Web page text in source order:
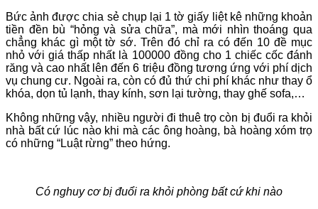
Bức ảnh được chia sẻ chụp lại 1 tờ giấy liệt kê những khoản
tiền đền bù “hỏng và sửa chữa”, mà mới nhìn thoáng qua
chẳng khác gì một tờ sớ. Trên đó chỉ ra có đến 10 đề mục
nhỏ với giá thấp nhất là 100000 đồng cho 1 chiếc cốc đánh
răng và cao nhất lên đến 6 triệu đồng tương ứng với phí dịch
vụ chung cư. Ngoài ra, còn có đủ thứ chi phí khác như thay ổ
khóa, dọn tủ lạnh, thay kính, sơn lại tường, thay ghế sofa,…
Không những vậy, nhiều người đi thuê trọ còn bị đuổi ra khỏi
nhà bất cứ lúc nào khi mà các ông hoàng, bà hoàng xóm trọ
có những “Luật rừng” theo hứng.
Có nghuy cơ bị đuổi ra khỏi phòng bất cứ khi nào